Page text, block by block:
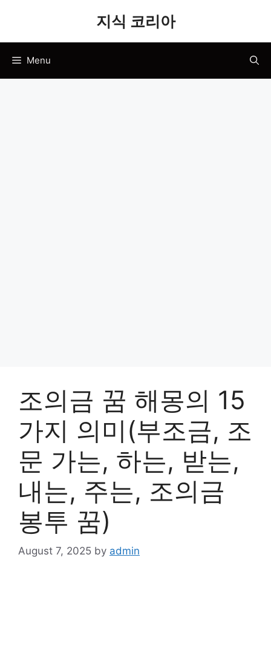
지식 코리아
Menu
조의금 꿈 해몽의 15
가지 의미(부조금, 조
문 가는, 하는, 받는,
내는, 주는, 조의금
봉투 꿈)
August 7, 2025 by admin